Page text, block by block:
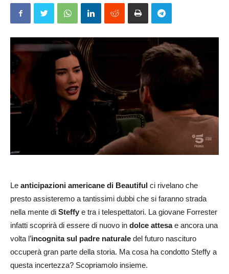
Le anticipazioni americane di Beautiful ci rivelano che
presto assisteremo a tantissimi dubbi che si faranno strada
nella mente di Steffy e tra i telespettatori. La giovane Forrester
infatti scoprirà di essere di nuovo in dolce attesae ancora una
volta l’incognita sul padre naturale del futuro nascituro
occuperà gran parte della storia. Ma cosa ha condotto Steffy a
questa incertezza? Scopriamolo insieme.